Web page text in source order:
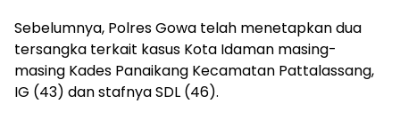
Sebelumnya, Polres Gowa telah menetapkan dua
tersangka terkait kasus Kota Idaman masing-
masing Kades Panaikang Kecamatan Pattalassang,
IG (43) dan stafnya SDL (46).